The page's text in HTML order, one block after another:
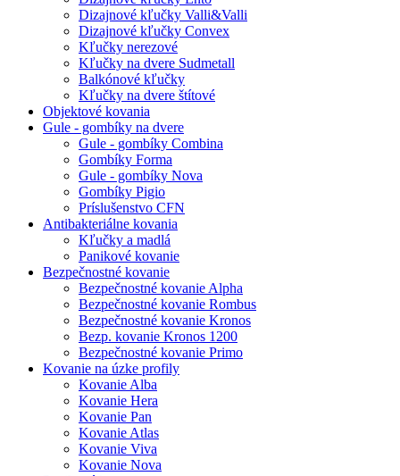
Dizajnové kľučky Valli&Valli
Dizajnové kľučky Convex
Kľučky nerezové
Kľučky na dvere Sudmetall
Balkónové kľučky
Kľučky na dvere štítové
Objektové kovania
Gule - gombíky na dvere
Gule - gombíky Combina
Gombíky Forma
Gule - gombíky Nova
Gombíky Pigio
Príslušenstvo CFN
Antibakteriálne kovania
Kľučky a madlá
Panikové kovanie
Bezpečnostné kovanie
Bezpečnostné kovanie Alpha
Bezpečnostné kovanie Rombus
Bezpečnostné kovanie Kronos
Bezp. kovanie Kronos 1200
Bezpečnostné kovanie Primo
Kovanie na úzke profily
Kovanie Alba
Kovanie Hera
Kovanie Pan
Kovanie Atlas
Kovanie Viva
Kovanie Nova